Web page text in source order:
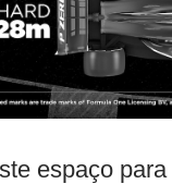
espaço